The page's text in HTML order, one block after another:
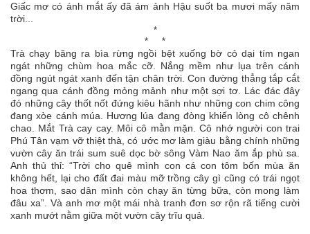
Giấc mơ có ánh mắt ấy đã ám ảnh Hậu suốt ba mươi mấy năm
trời...
*
* *
Trà chạy băng ra bìa rừng ngồi bệt xuống bờ cỏ dại tím ngan
ngát những chùm hoa mắc cỡ. Nắng mềm như lụa trên cánh
đồng ngút ngát xanh đến tận chân trời. Con đường thẳng tắp cắt
ngang qua cánh đồng mỏng mảnh như một sợi tơ. Lác đác đây
đó những cây thốt nốt đứng kiêu hãnh như những con chim công
đang xòe cánh múa. Hương lúa đang đòng khiến lòng cô chênh
chao. Mắt Trà cay cay. Môi cô mằn mặn. Cô nhớ người con trai
Phú Tân vạm vỡ thiệt thà, có ước mơ làm giàu bằng chính những
vườn cây ăn trái sum suê dọc bờ sông Vàm Nao ăm ắp phù sa.
Anh thủ thỉ: “Trời cho quê mình con cá con tôm bốn mùa ăn
không hết, lại cho đất đai màu mỡ trồng cây gì cũng có trái ngọt
hoa thơm, sao dân mình còn chạy ăn từng bữa, còn mong làm
đâu xa”. Và anh mơ một mái nhà tranh đơn sơ rộn rã tiếng cười
xanh mướt nằm giữa một vườn cây trĩu quả.